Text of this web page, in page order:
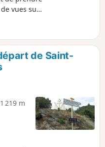
vues sur
l'ombre
On
à traversde Saint-
219 m